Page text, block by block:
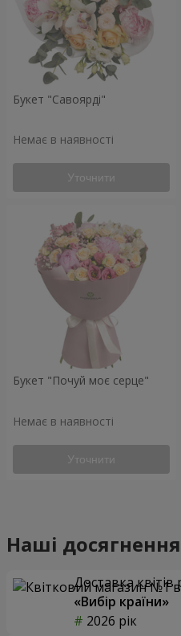
Букет "Савоярді"
Немає в наявності
Уточнити
Букет "Почуй моє серце"
Немає в наявності
Уточнити
Наші досягнення
Доставка квітів
«Вибір країни»
2026 рік